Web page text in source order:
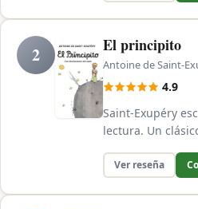
2 El principito
Antoine de Saint-
4.9
Saint-Exupéry
lectura. Un
Ver reseña